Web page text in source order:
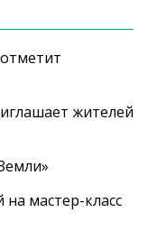
жителей
мастер-класс